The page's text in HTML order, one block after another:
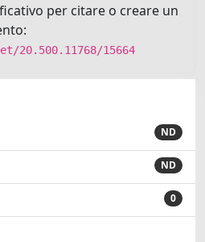
per citare o creare un
20.500.11768/15664
ND
ND
0